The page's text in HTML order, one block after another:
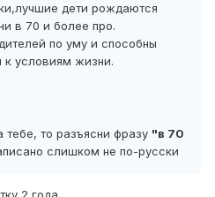
дети рождаются
в 70 и более про.
по уму и способны
к условиям жизни.
тебе, то разъясни фразу "в 70
слишком не по-русски